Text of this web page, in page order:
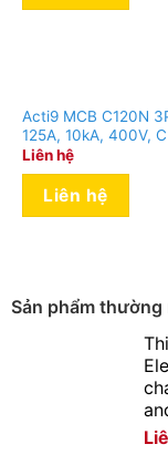
Acti9 MCB C120N
125A, 10kA, 400V,
Liên hệ
Liên hệ
Sản phẩm thường